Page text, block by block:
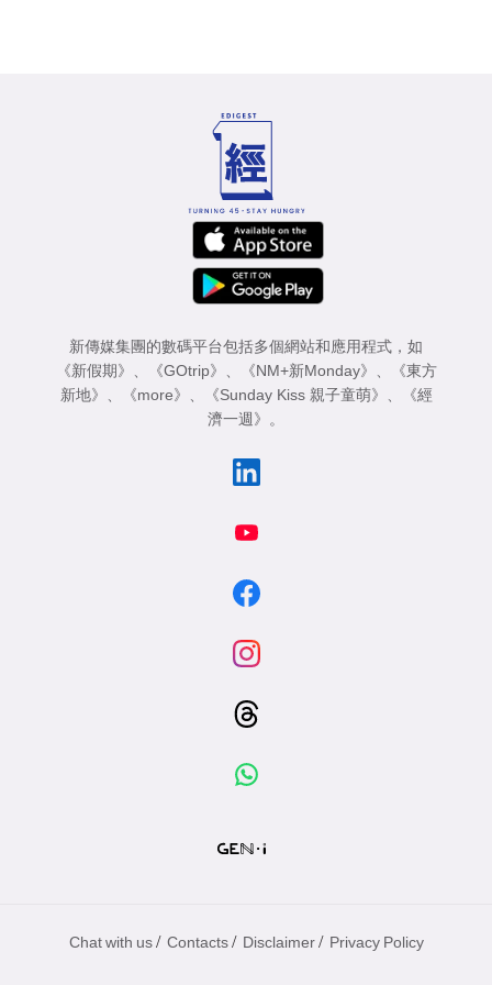
新傳媒集團的數碼平台包括多個網站和應用程式，如
《新假期》
《GOtrip》 《NM+新Monday》
《東方
新地》
《more》 《Sunday Kiss 親子童萌》
《經
濟一週》
。
Chat with us / Contacts / Disclaimer / Privacy Policy